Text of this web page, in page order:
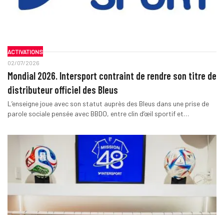
ACTIVATIONS
02/07/2026
Mondial 2026. Intersport contraint de rendre son titre de
distributeur officiel des Bleus
L’enseigne joue avec son statut auprès des Bleus dans une prise de
parole sociale pensée avec BBDO, entre clin d’œil sportif et…